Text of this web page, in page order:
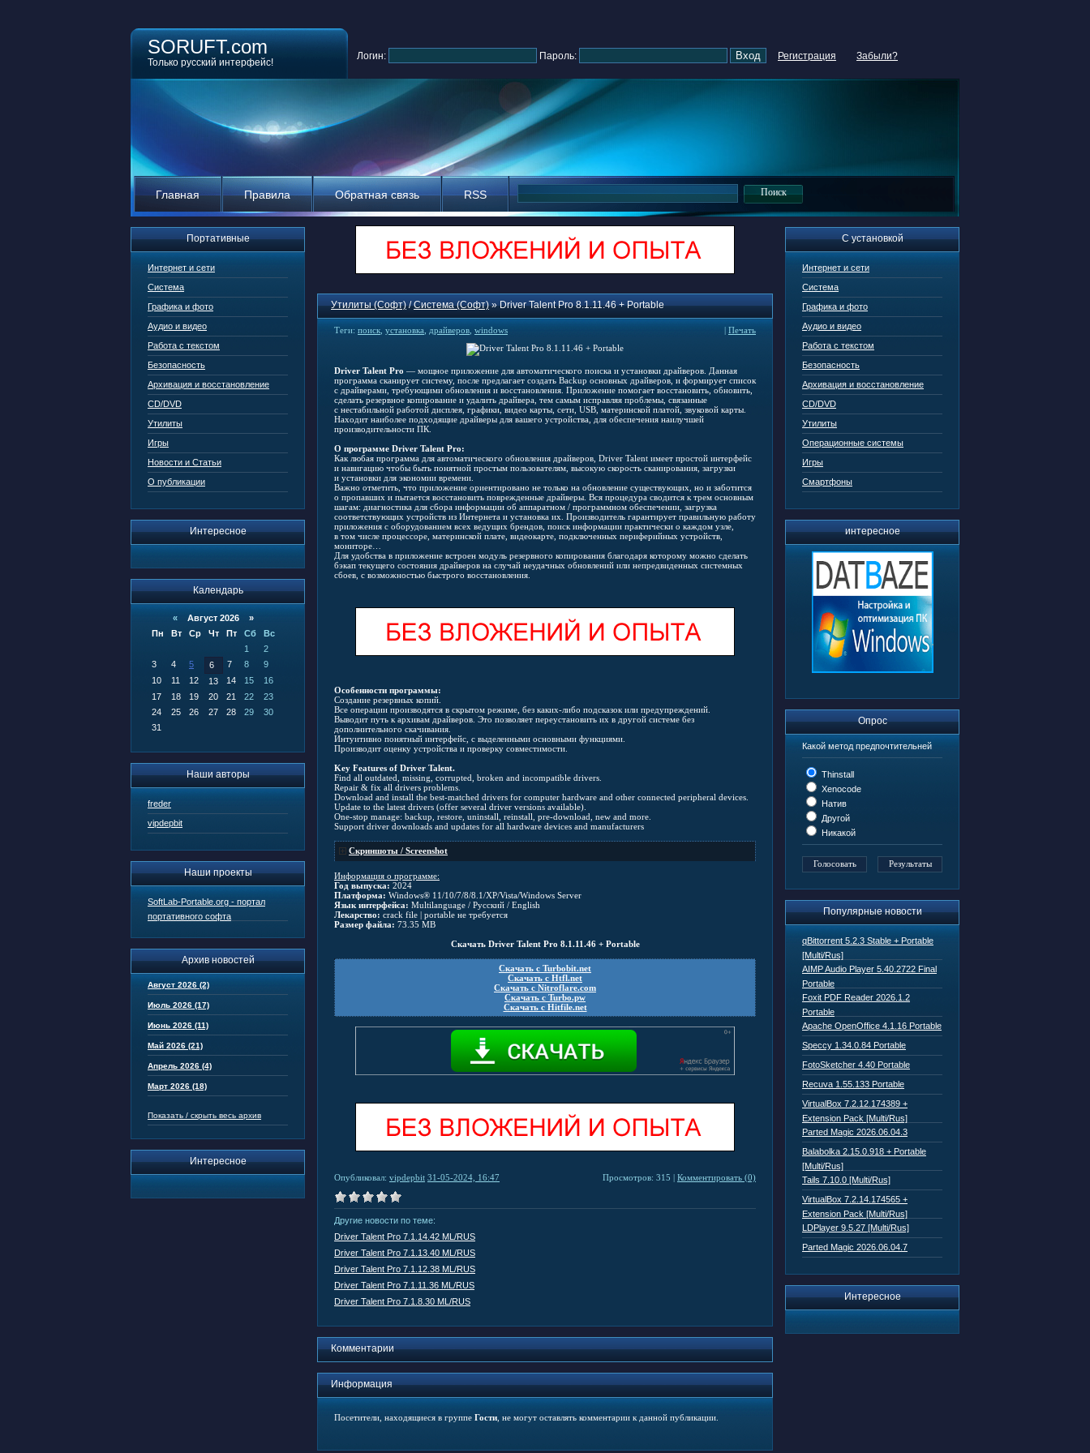
SORUFT.com
Только русский интерфейс!
Логин: Пароль: Регистрация Забыли?
Главная Правила Обратная связь RSS
Портативные
Интернет и сети
Система
Графика и фото
Аудио и видео
Работа с текстом
Безопасность
Архивация и восстановление
CD/DVD
Утилиты
Игры
Новости и Статьи
О публикации
Интересное
Календарь
« Август 2026 »
Пн
Вт Ср Чт Пт Сб
Вс
1
2
3
4 5 6 7 8
9
10
11 12 13 14 15
16
17
18 19 20 21 22
23
24
25 26 27 28 29
30
31
Наши авторы
freder
vipdepbit
Наши проекты
SoftLab-Portable.org - портал
портативного софта
Архив новостей
Август 2026 (2)
Июль 2026 (17)
Июнь 2026 (11)
Май 2026 (21)
Апрель 2026 (4)
Март 2026 (18)
Показать / скрыть весь архив
Интересное
С установкой
Интернет и сети
Система
Графика и фото
Аудио и видео
Работа с текстом
Безопасность
Архивация и восстановление
CD/DVD
Утилиты
Операционные системы
Игры
Смартфоны
интересное
Опрос
Какой метод предпочтительней
Thinstall
Xenocode
Натив
Другой
Никакой
Популярные новости
qBittorrent 5.2.3 Stable + Portable
[Multi/Rus]
AIMP Audio Player 5.40.2722 Final
Portable
Foxit PDF Reader 2026.1.2
Portable
Apache OpenOffice 4.1.16 Portable
Speccy 1.34.0.84 Portable
FotoSketcher 4.40 Portable
Recuva 1.55.133 Portable
VirtualBox 7.2.12.174389 +
Extension Pack [Multi/Rus]
Parted Magic 2026.06.04.3
Balabolka 2.15.0.918 + Portable
[Multi/Rus]
Tails 7.10.0 [Multi/Rus]
VirtualBox 7.2.14.174565 +
Extension Pack [Multi/Rus]
LDPlayer 9.5.27 [Multi/Rus]
Parted Magic 2026.06.04.7
Интересное
Утилиты (Софт)/Система (Софт)» Driver Talent Pro 8.1.11.46 + Portable
Теги: поиск установка драйверов windows | Печать
Driver Talent Pro — мощное приложение для автоматического поиска и установки драйверов. Данная
программа сканирует систему, после предлагает создать Backup основных драйверов, и формирует список
с драйверами, требующими обновления и восстановления. Приложение помогает восстановить, обновить,
сделать резервное копирование и удалить драйвера, тем самым исправляя проблемы, связанные
с нестабильной работой дисплея, графики, видео карты, сети, USB, материнской платой, звуковой карты.
Находит наиболее подходящие драйверы для вашего устройства, для обеспечения наилучшей
производительности ПК.
О программе Driver Talent Pro:
Как любая программа для автоматического обновления драйверов, Driver Talent имеет простой интерфейс
и навигацию чтобы быть понятной простым пользователям, высокую скорость сканирования, загрузки
и установки для экономии времени.
Важно отметить, что приложение ориентировано не только на обновление существующих, но и заботится
о пропавших и пытается восстановить поврежденные драйверы. Вся процедура сводится к трем основным
шагам: диагностика для сбора информации об аппаратном / программном обеспечении, загрузка
соответствующих устройств из Интернета и установка их. Производитель гарантирует правильную работу
приложения с оборудованием всех ведущих брендов, поиск информации практически о каждом узле,
в том числе процессоре, материнской плате, видеокарте, подключенных периферийных устройств,
мониторе…
Для удобства в приложение встроен модуль резервного копирования благодаря которому можно сделать
бэкап текущего состояния драйверов на случай неудачных обновлений или непредвиденных системных
сбоев, с возможностью быстрого восстановления.
Особенности программы:
Создание резервных копий.
Все операции производятся в скрытом режиме, без каких-либо подсказок или предупреждений.
Выводит путь к архивам драйверов. Это позволяет переустановить их в другой системе без
дополнительного скачивания.
Интуитивно понятный интерфейс, с выделенными основными функциями.
Производит оценку устройства и проверку совместимости.
Key Features of Driver Talent.
Find all outdated, missing, corrupted, broken and incompatible drivers.
Repair & fix all drivers problems.
Download and install the best-matched drivers for computer hardware and other connected peripheral devices.
Update to the latest drivers (offer several driver versions available).
One-stop manage: backup, restore, uninstall, reinstall, pre-download, new and more.
Support driver downloads and updates for all hardware devices and manufacturers
Скриншоты / Screenshot
Информация о программе:
Год выпуска: 2024
Платформа: Windows® 11/10/7/8/8.1/XP/Vista/Windows Server
Язык интерфейса: Multilanguage / Русский / English
Лекарство: crack file | portable не требуется
Размер файла: 73.35 MB
Скачать Driver Talent Pro 8.1.11.46 + Portable
Скачать с Turbobit.net
Скачать с Htfl.net
Скачать с Nitroflare.com
Скачать с Turbo.pw
Скачать с Hitfile.net
Опубликовал: vipdepbit 31-05-2024, 16:47 Просмотров: 315 | Комментировать (0)
Другие новости по теме:
Driver Talent Pro 7.1.14.42 ML/RUS
Driver Talent Pro 7.1.13.40 ML/RUS
Driver Talent Pro 7.1.12.38 ML/RUS
Driver Talent Pro 7.1.11.36 ML/RUS
Driver Talent Pro 7.1.8.30 ML/RUS
Комментарии
Информация
Посетители, находящиеся в группе Гости , не могут оставлять комментарии к данной публикации.